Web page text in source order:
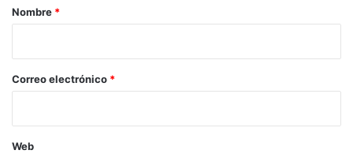
r
*
Nombre *
Correo electrónico *
Web